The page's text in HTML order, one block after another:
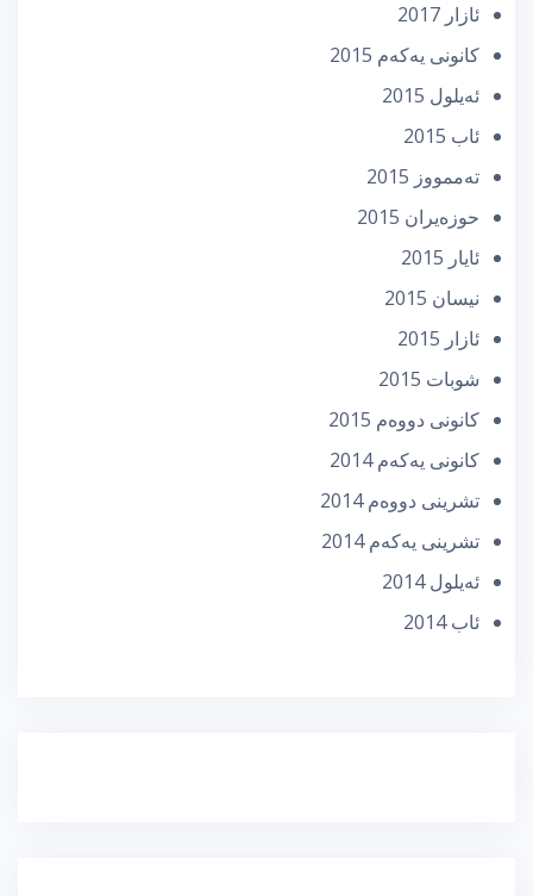
ئازار 2017
كانونی یه‌كه‌م 2015
ئه‌یلول 2015
ئاب 2015
تەممووز 2015
حوزه‌یران 2015
ئایار 2015
نیسان 2015
ئازار 2015
شوبات 2015
كانونی دووه‌م 2015
كانونی یه‌كه‌م 2014
تشرینی دووه‌م 2014
تشرینی یه‌كه‌م 2014
ئه‌یلول 2014
ئاب 2014